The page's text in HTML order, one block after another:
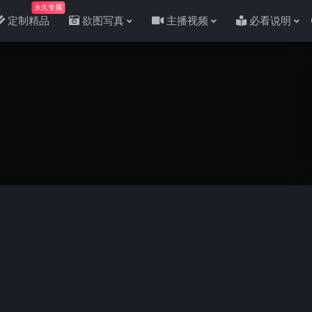
定制精品
永久专属
欲图写真 主播视频 必看说明